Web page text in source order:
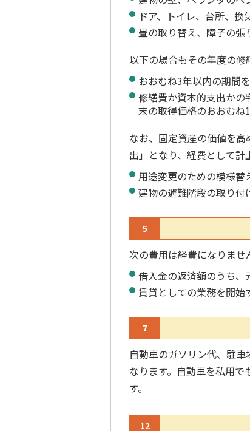
ドア、トイレ、台所、
畳の取り替え、障子の張
以下の場合もその年度の修
おおむね3年以内の期間
修繕費か資本的支出か
末の取得価格のおおむ
なお、固定資産の価値を
出」となり、経費として計
用途変更のための模様替
建物の避難階段の取り付
5
次の費用は経費になりませ
借入金の返済額のうち、
賃貸としての業務を開始
7
自動車のガソリン代、駐
なります。自動車を私用
す。
12